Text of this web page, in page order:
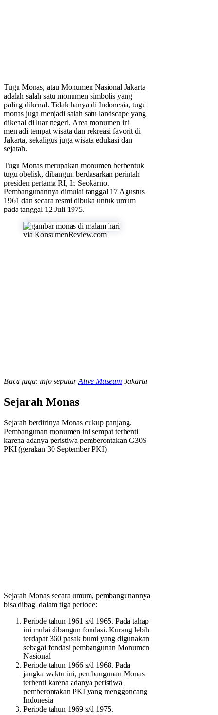
Tugu Monas, atau Monumen Nasional Jakarta
adalah salah satu monumen simbolis yang
paling dikenal. Tidak hanya di Indonesia, tugu
monas juga menjadi salah satu landscape yang
dikenal di luar negeri. Area monumen ini
menjadi tempat wisata dan rekreasi favorit di
Jakarta, sekaligus juga wisata edukasi dan
sejarah.
Tugu Monas merupakan monumen berbentuk
tugu obelisk, dibangun berdasarkan perintah
presiden pertama RI, Ir. Seokarno.
Pembangunannya dimulai tanggal 17 Agustus
1961 dan secara resmi dibuka untuk umum
pada tanggal 12 Juli 1975.
via KonsumenReview.com
Baca juga: info seputarAlive Museum Jakarta
Sejarah Monas
Sejarah berdirinya Monas cukup panjang.
Pembangunan monumen ini sempat terhenti
karena adanya peristiwa pemberontakan G30S
PKI (gerakan 30 September PKI)
Sejarah Monas secara umum, pembangunannya
bisa dibagi dalam tiga periode:
Periode tahun 1961 s/d 1965. Pada tahap
ini mulai dibangun fondasi. Kurang lebih
terdapat 360 pasak bumi yang digunakan
sebagai fondasi pembangunan Monumen
Nasional
Periode tahun 1966 s/d 1968. Pada
jangka waktu ini, pembangunan Monas
terhenti karena adanya peristiwa
pemberontakan PKI yang menggoncang
Indonesia.
Periode tahun 1969 s/d 1975.